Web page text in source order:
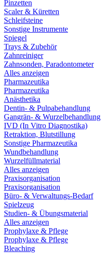
Pinzetten
Scaler & Küretten
Schleifsteine
Sonstige Instrumente
Spiegel
Trays & Zubehör
Zahnreiniger
Zahnsonden, Paradontometer
Alles anzeigen
Pharmazeutika
Pharmazeutika
Anästhetika
Dentin- & Pulpabehandlung
Gangrän- & Wurzelbehandlung
IVD (In Vitro Diagnostika)
Retraktion, Blutstillung
Sonstige Pharmazeutika
Wundbehandlung
Wurzelfüllmaterial
Alles anzeigen
Praxisorganisation
Praxisorganisation
Büro- & Verwaltungs-Bedarf
Spielzeug
Studien- & Übungsmaterial
Alles anzeigen
Prophylaxe & Pflege
Prophylaxe & Pflege
Bleaching